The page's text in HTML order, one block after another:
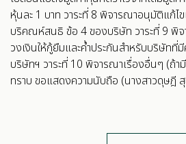
หุ้นละ 1 บาท วาระที่ 8 พิจารณาอนุมัติแก้ไ
บริคณห์สนธิ ข้อ 4 ของบริษัท วาระที่ 9 พิ
วงเงินให้กู้ยืมและค้ำประกันสำหรับบริษัท
บริษัทฯ วาระที่ 10 พิจารณาเรื่องอื่นๆ (ถ้า
ทราบ ขอแสดงความนับถือ (นางสาวดุษฎี